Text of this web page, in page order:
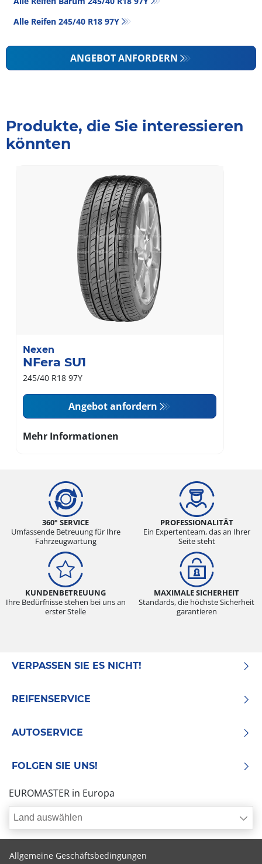
Alle Reifen‎ 245/40 R18 97Y
ANGEBOT ANFORDERN
Produkte, die Sie interessieren
könnten
Nexen
NFera SU1
245/40 R18 97Y
Angebot anfordern
Mehr Informationen
360° SERVICE
Umfassende Betreuung für Ihre
Fahrzeugwartung
PROFESSIONALITÄT
Ein Expertenteam, das an Ihrer
Seite steht
KUNDENBETREUUNG
Ihre Bedürfnisse stehen bei uns an
erster Stelle
MAXIMALE SICHERHEIT
Standards, die höchste Sicherheit
garantieren
VERPASSEN SIE ES NICHT!
REIFENSERVICE
AUTOSERVICE
FOLGEN SIE UNS!
EUROMASTER in Europa
Land auswählen
Allgemeine Geschäftsbedingungen